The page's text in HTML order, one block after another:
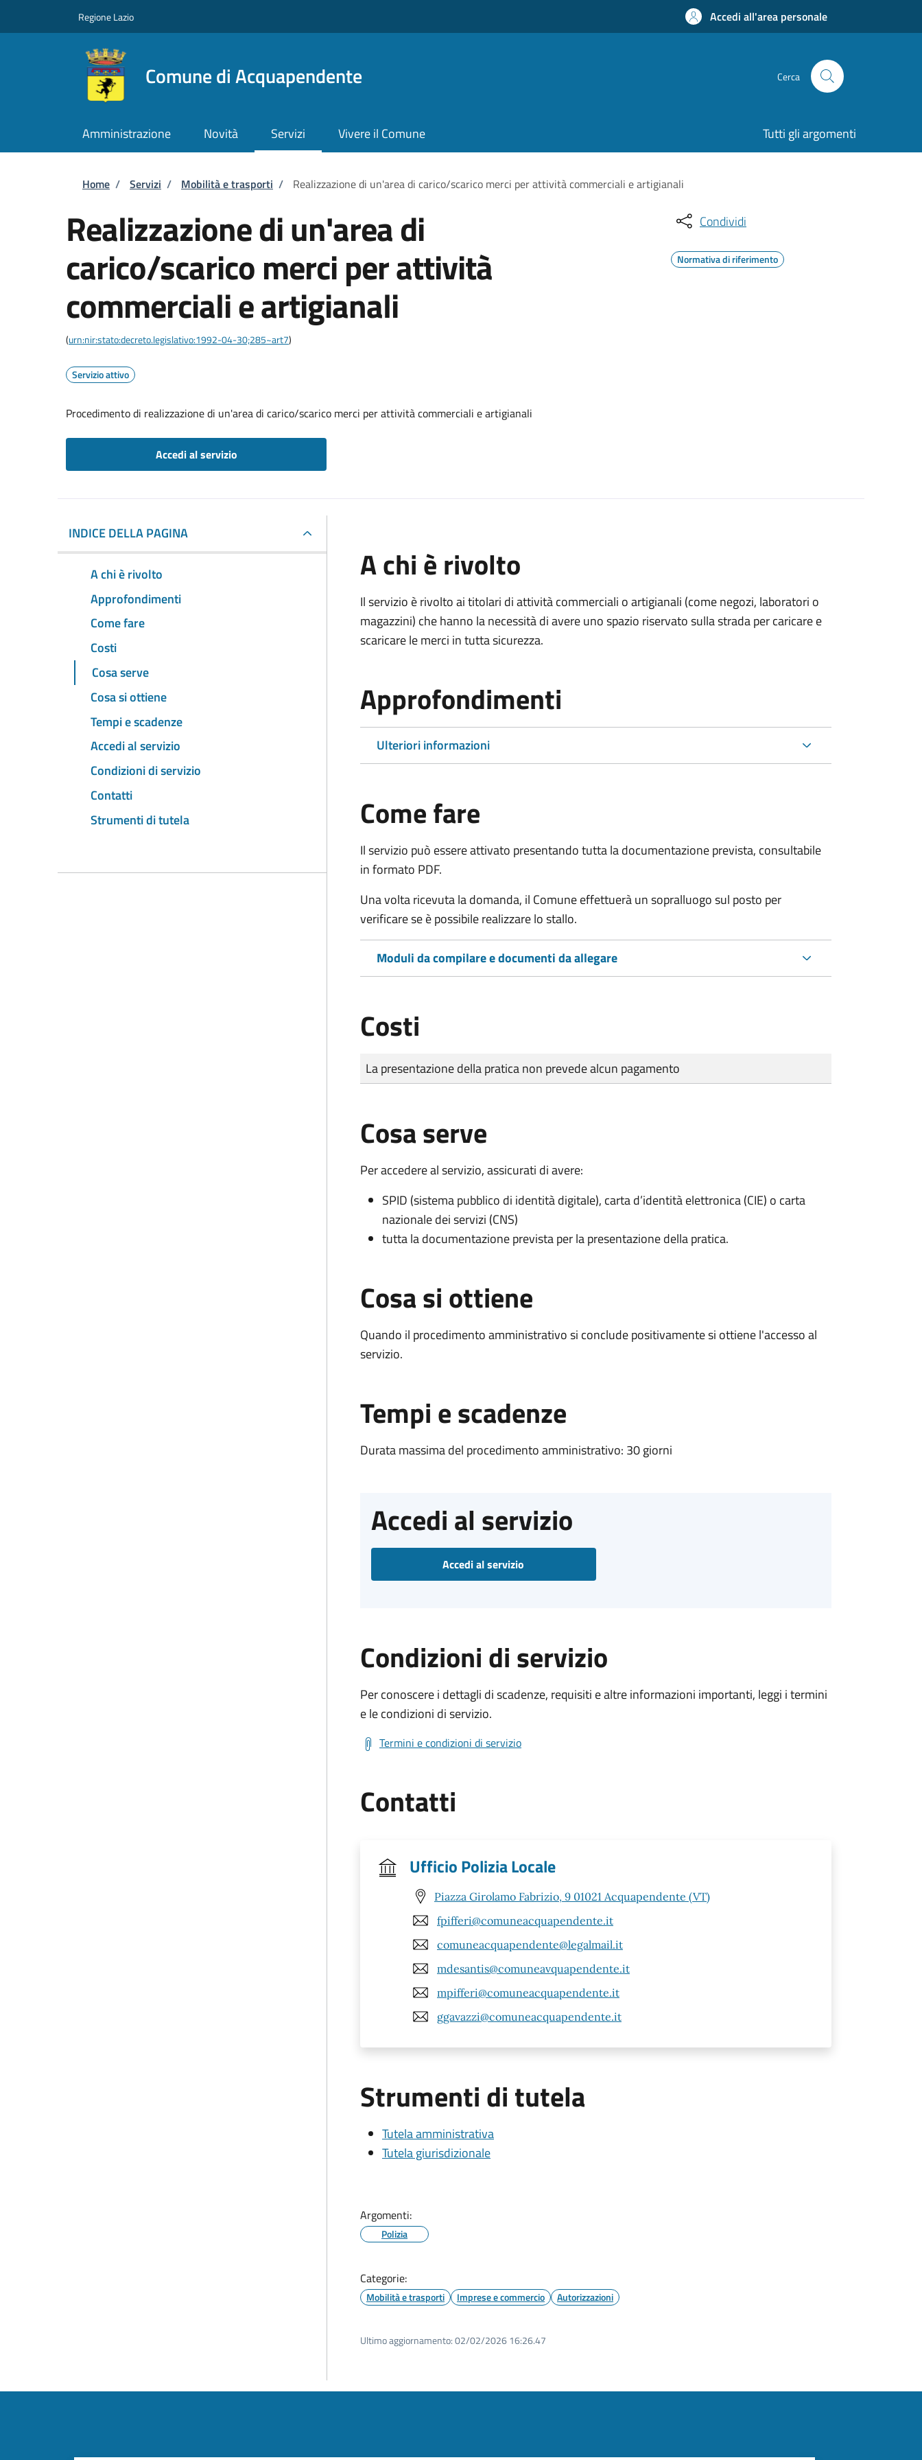
Regione Lazio Accedi all'area personale
Comune di Acquapendente Cerca
Amministrazione Novità Servizi Vivere il Comune Tutti gli argomenti
Briciole di pane
Home / Servizi / Mobilità e trasporti / Realizzazione di un'area di carico/scarico merci per attività commerciali e artigianali
Realizzazione di un'area di
carico/scarico merci per attività
commerciali e artigianali
(urn:nir:stato:decreto.legislativo:1992-04-30;285~art7)
Servizio attivo
Procedimento di realizzazione di un'area di carico/scarico merci per attività commerciali e artigianali
Accedi al servizio
Condividi
Normativa di riferimento
INDICE DELLA PAGINA
A chi è rivolto
Approfondimenti
Come fare
Costi
Cosa serve
Cosa si ottiene
Tempi e scadenze
Accedi al servizio
Condizioni di servizio
Contatti
Strumenti di tutela
A chi è rivolto
Il servizio è rivolto ai titolari di attività commerciali o artigianali (come negozi, laboratori o
magazzini) che hanno la necessità di avere uno spazio riservato sulla strada per caricare e
scaricare le merci in tutta sicurezza.
Approfondimenti
Ulteriori informazioni
Come fare
Il servizio può essere attivato presentando tutta la documentazione prevista, consultabile
in formato PDF.
Una volta ricevuta la domanda, il Comune effettuerà un sopralluogo sul posto per
verificare se è possibile realizzare lo stallo.
Moduli da compilare e documenti da allegare
Costi
Tipo di pagamento
Importo
La presentazione della pratica non prevede alcun pagamento
Cosa serve
Per accedere al servizio, assicurati di avere:
SPID (sistema pubblico di identità digitale), carta d’identità elettronica (CIE) o carta
nazionale dei servizi (CNS)
tutta la documentazione prevista per la presentazione della pratica.
Cosa si ottiene
Quando il procedimento amministrativo si conclude positivamente si ottiene l'accesso al
servizio.
Tempi e scadenze
Durata massima del procedimento amministrativo: 30 giorni
Accedi al servizio
Accedi al servizio
Condizioni di servizio
Per conoscere i dettagli di scadenze, requisiti e altre informazioni importanti, leggi i termini
e le condizioni di servizio.
Termini e condizioni di servizio
Contatti
Ufficio Polizia Locale
Piazza Girolamo Fabrizio, 9 01021 Acquapendente (VT)
fpifferi@comuneacquapendente.it
comuneacquapendente@legalmail.it
mdesantis@comuneavquapendente.it
mpifferi@comuneacquapendente.it
ggavazzi@comuneacquapendente.it
Strumenti di tutela
Tutela amministrativa
Tutela giurisdizionale
Argomenti:
Polizia
Categorie:
Mobilità e trasporti Imprese e commercio Autorizzazioni
Ultimo aggiornamento:02/02/2026 16:26.47